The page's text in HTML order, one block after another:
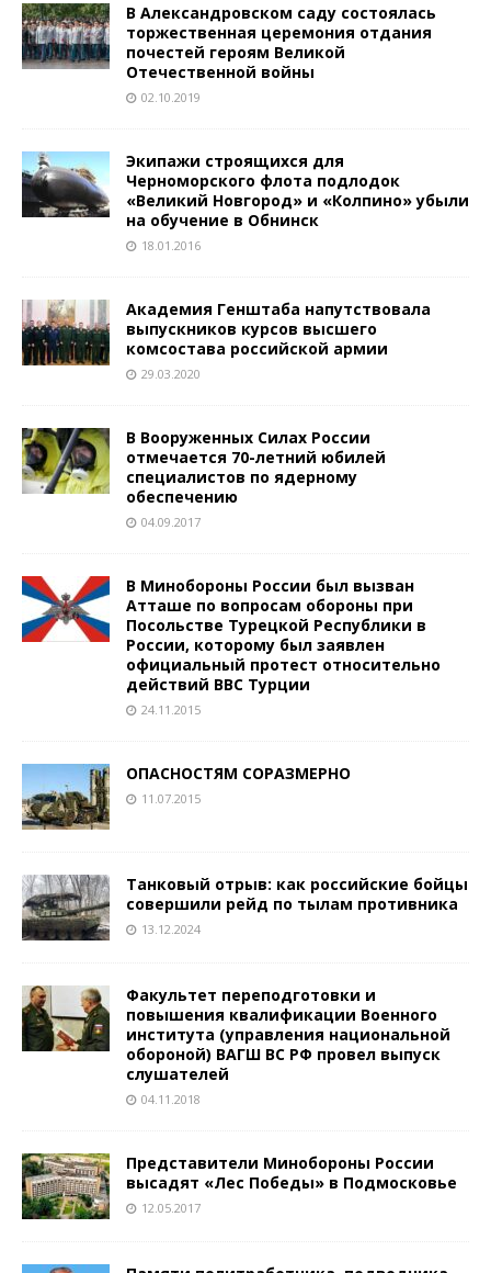
В Александровском саду состоялась
торжественная церемония отдания
почестей героям Великой
Отечественной войны
02.10.2019
Экипажи строящихся для
Черноморского флота подлодок
«Великий Новгород» и «Колпино» убыли
на обучение в Обнинск
18.01.2016
Академия Генштаба напутствовала
выпускников курсов высшего
комсостава российской армии
29.03.2020
В Вооруженных Силах России
отмечается 70-летний юбилей
специалистов по ядерному
обеспечению
04.09.2017
В Минобороны России был вызван
Атташе по вопросам обороны при
Посольстве Турецкой Республики в
России, которому был заявлен
официальный протест относительно
действий ВВС Турции
24.11.2015
ОПАСНОСТЯМ СОРАЗМЕРНО
11.07.2015
Танковый отрыв: как российские бойцы
совершили рейд по тылам противника
13.12.2024
Факультет переподготовки и
повышения квалификации Военного
института (управления национальной
обороной) ВАГШ ВС РФ провел выпуск
слушателей
04.11.2018
Представители Минобороны России
высадят «Лес Победы» в Подмосковье
12.05.2017